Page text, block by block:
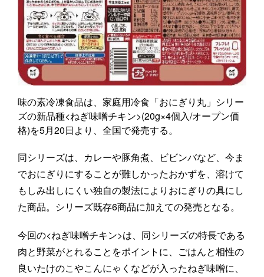
味の素冷凍食品は、家庭用冷食「おにぎり丸」シリー
ズの新品種<ねぎ味噌チキン>(20g×4個入/オープン価
格)を5月20日より、全国で発売する。
同シリーズは、カレーや豚角煮、ビビンバなど、今ま
でおにぎりにすることが難しかったおかずを、溶けて
もしみ出しにくい独自の製法によりおにぎりの具にし
た商品。シリーズ既存6商品に加えての発売となる。
今回の<ねぎ味噌チキン>は、同シリーズの特長である
肉と野菜がとれることをポイントに、ごはんと相性の
良いたけのこやこんにゃくなどが入ったねぎ味噌に、